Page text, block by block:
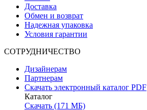
Доставка
Обмен и возврат
Надежная упаковка
Условия гарантии
СОТРУДНИЧЕСТВО
Дизайнерам
Партнерам
Скачать электронный каталог PDF
Каталог
Скачать (171 МБ)